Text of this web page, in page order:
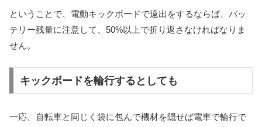
ということで、電動キックボードで遠出をするならば、バッ
テリー残量に注意して、50%以上で折り返さなければなりま
せん。
キックボードを輪行するとしても
一応、自転車と同じく袋に包んで機材を隠せば電車で輪行で